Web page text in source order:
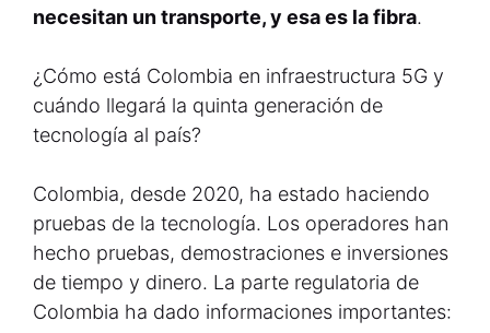
necesitan un transporte, y esa es la fibra.
¿Cómo está Colombia en infraestructura 5G y
cuándo llegará la quinta generación de
tecnología al país?
Colombia, desde 2020, ha estado haciendo
pruebas de la tecnología. Los operadores han
hecho pruebas, demostraciones e inversiones
de tiempo y dinero. La parte regulatoria de
Colombia ha dado informaciones importantes: